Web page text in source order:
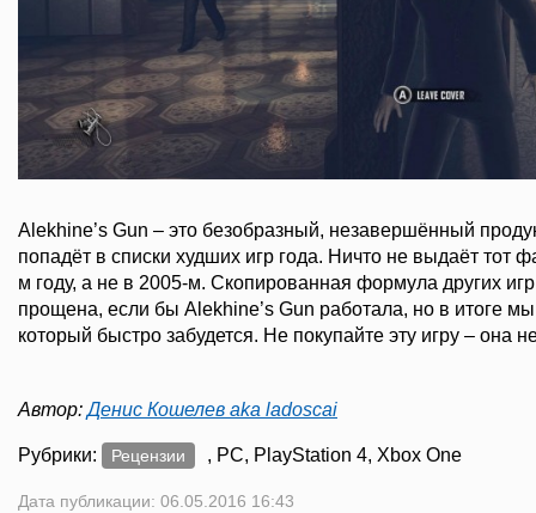
Alekhine’s Gun – это безобразный, незавершённый
попадёт в списки худших игр года. Ничто не выдаёт тот
м году, а не в 2005-м. Скопированная формула других
прощена, если бы Alekhine’s Gun работала, но в итоге
который быстро забудется. Не покупайте эту игру – она
Автор:Денис Кошелев aka ladoscai
Рубрики: Рецензии , PC, PlayStation 4, Xbox One
Дата публикации: 06.05.2016 16:43